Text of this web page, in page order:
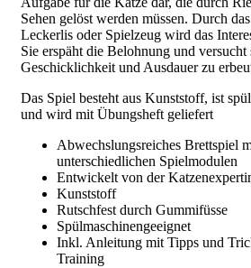
Sehen gelöst werden müssen. Durch
Leckerlis oder Spielzeug wird das
Sie erspäht die Belohnung und versucht
Geschicklichkeit und Ausdauer zu
Das Spiel besteht aus Kunststoff, ist
und wird mit Übungsheft geliefert
Abwechslungsreiches Brettspiel
unterschiedlichen Spielmodulen
Entwickelt von der
Kunststoff
Rutschfest durch Gummifüsse
Spülmaschinengeeignet
Inkl. Anleitung mit Tipps und
Training